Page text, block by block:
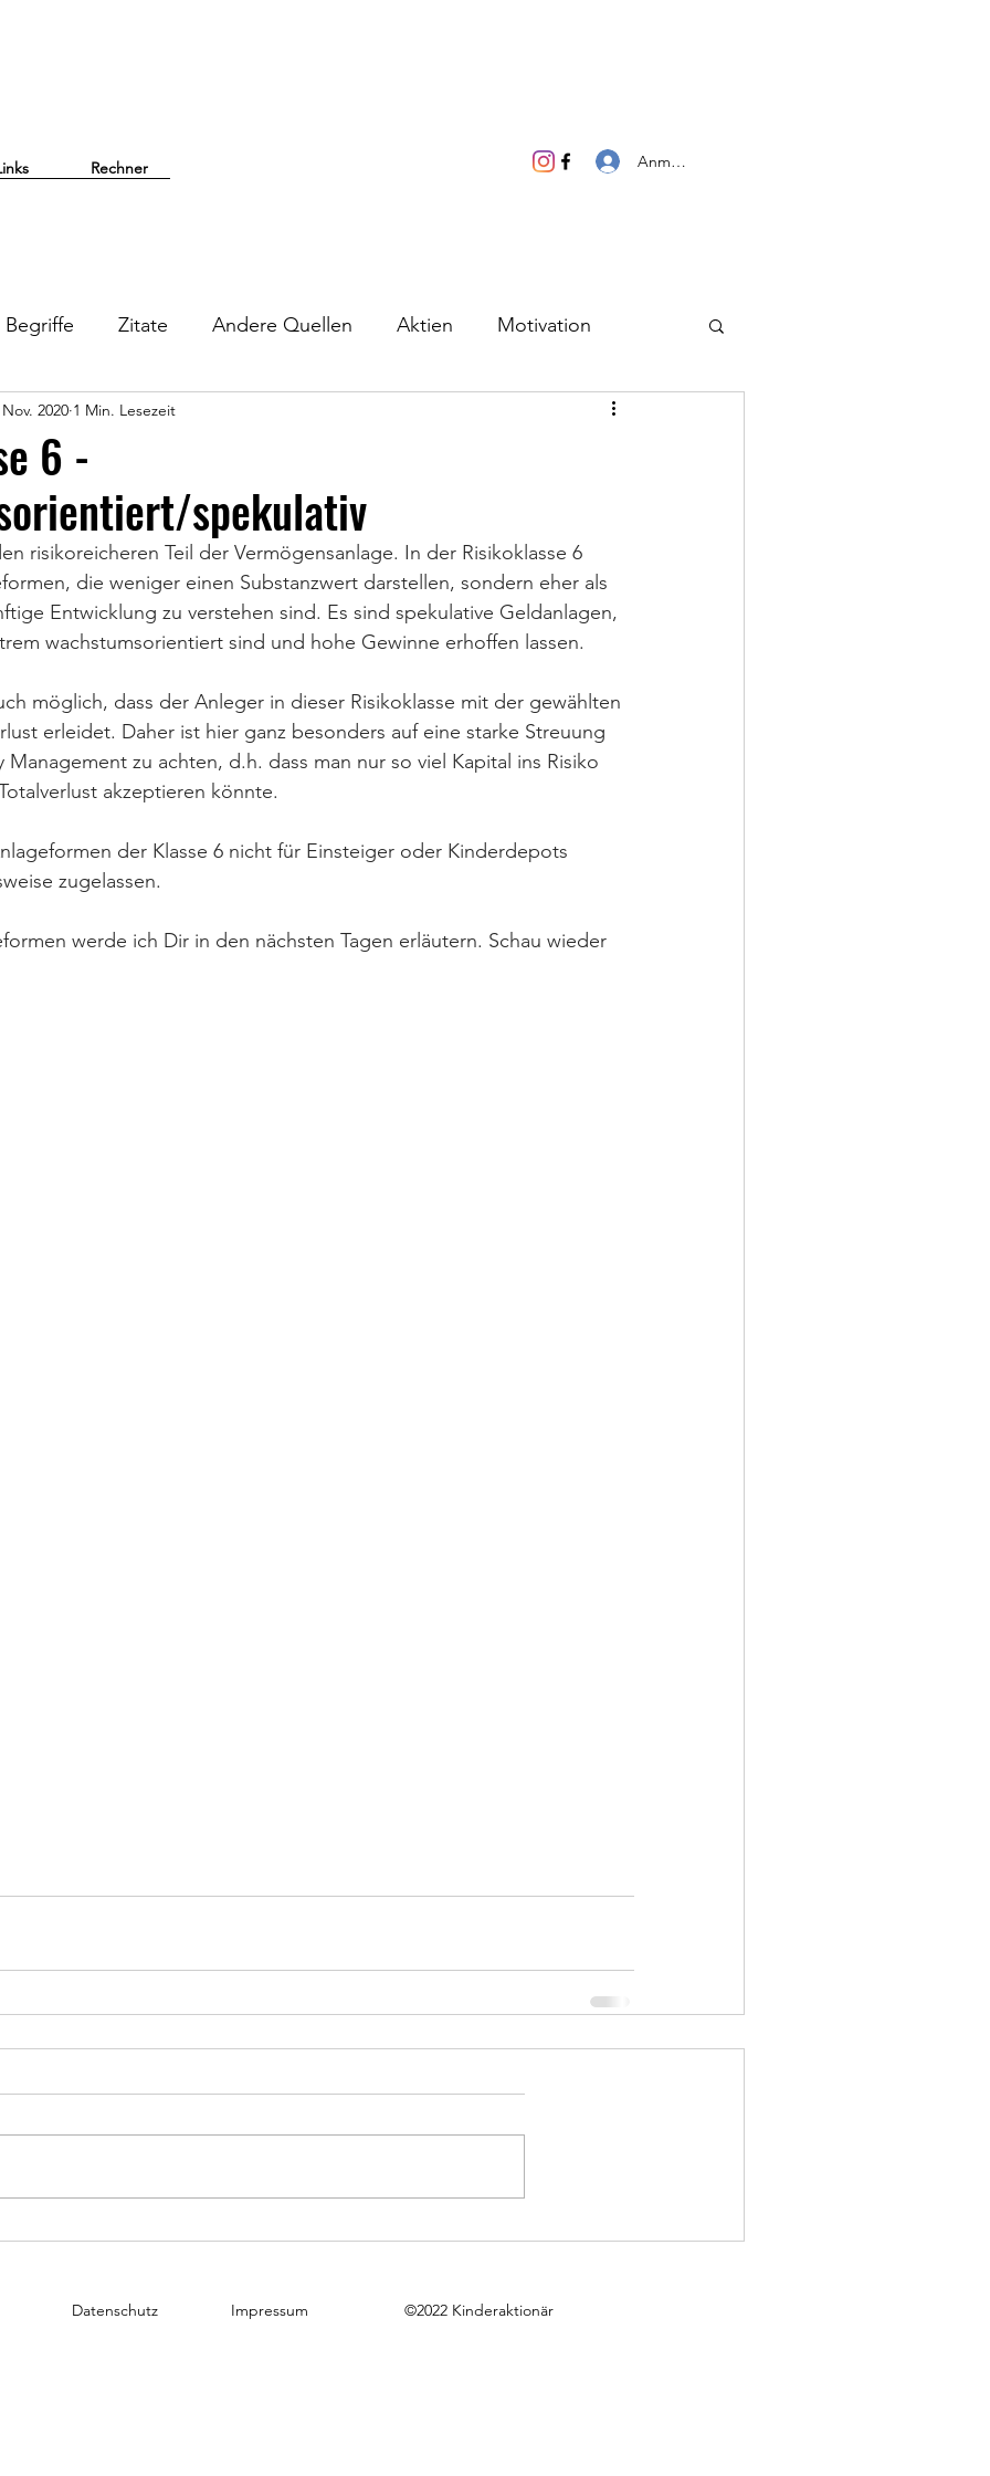
Rechner Anmelden
Begriffe Zitate Andere Quellen Aktien Motivation
6 -
spekulativ
2020 1 Min. Lesezeit
risikoreicheren Teil der Vermögensanlage. In der Risikoklasse 6
die weniger einen Substanzwert darstellen, sondern eher als
Entwicklung zu verstehen sind. Es sind spekulative Geldanlagen,
wachstumsorientiert sind und hohe Gewinne erhoffen lassen.
möglich, dass der Anleger in dieser Risikoklasse mit der gewählten
erleidet. Daher ist hier ganz besonders auf eine starke Streuung
zu achten, d.h. dass man nur so viel Kapital ins Risiko
akzeptieren könnte.⁣
der Klasse 6 nicht für Einsteiger oder Kinderdepots
zugelassen.⁣
werde ich Dir in den nächsten Tagen erläutern. Schau wieder
Datenschutz Impressum ©2022 Kinderaktionär